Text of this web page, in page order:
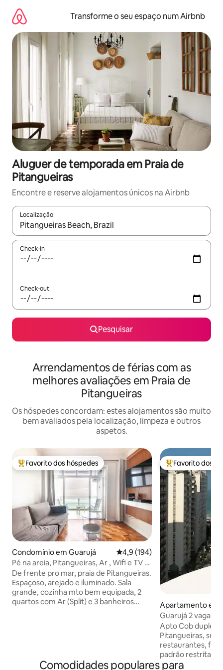
para
conteúdo
Transforme o seu espaço num Airbnb
Aluguer de temporada em Praia de
Pitangueiras
Encontre e reserve alojamentos únicos na Airbnb
Localização
Quando os resultados estiverem disponíveis, navegue com
Check-in
Check-out
Pesquisar
Arrendamentos de férias com as
melhores avaliações em Praia de
Pitangueiras
Os hóspedes concordam: estes alojamentos são muito
bem avaliados pela localização, limpeza e outros
aspetos.
Favoritos dos hóspedes mais apreciados
Favorito dos hóspedes
Condomínio em Guarujá Classificação média de 4,9 em
4,9 (194)
Pé na areia, Pitangueiras, Ar , Wifi e TV a
cabo.
De frente pro mar, praia de Pitangueiras.
Espaçoso, arejado e iluminado. Sala
grande, cozinha mto bem equipada, 2
quartos com Ar (Split) e 3 banheiros
temos 01 vaga de garagem coberta. É
possível alugar outras. Ocupação
Favoritos dos
Favorito dos
Apartamento em
Guarujá 2 vagas,
Apto Cob duplex
Pitangueiras, superm., padarias,
restaurantes,
padrão
com ar condic.,
Comodidades populares para